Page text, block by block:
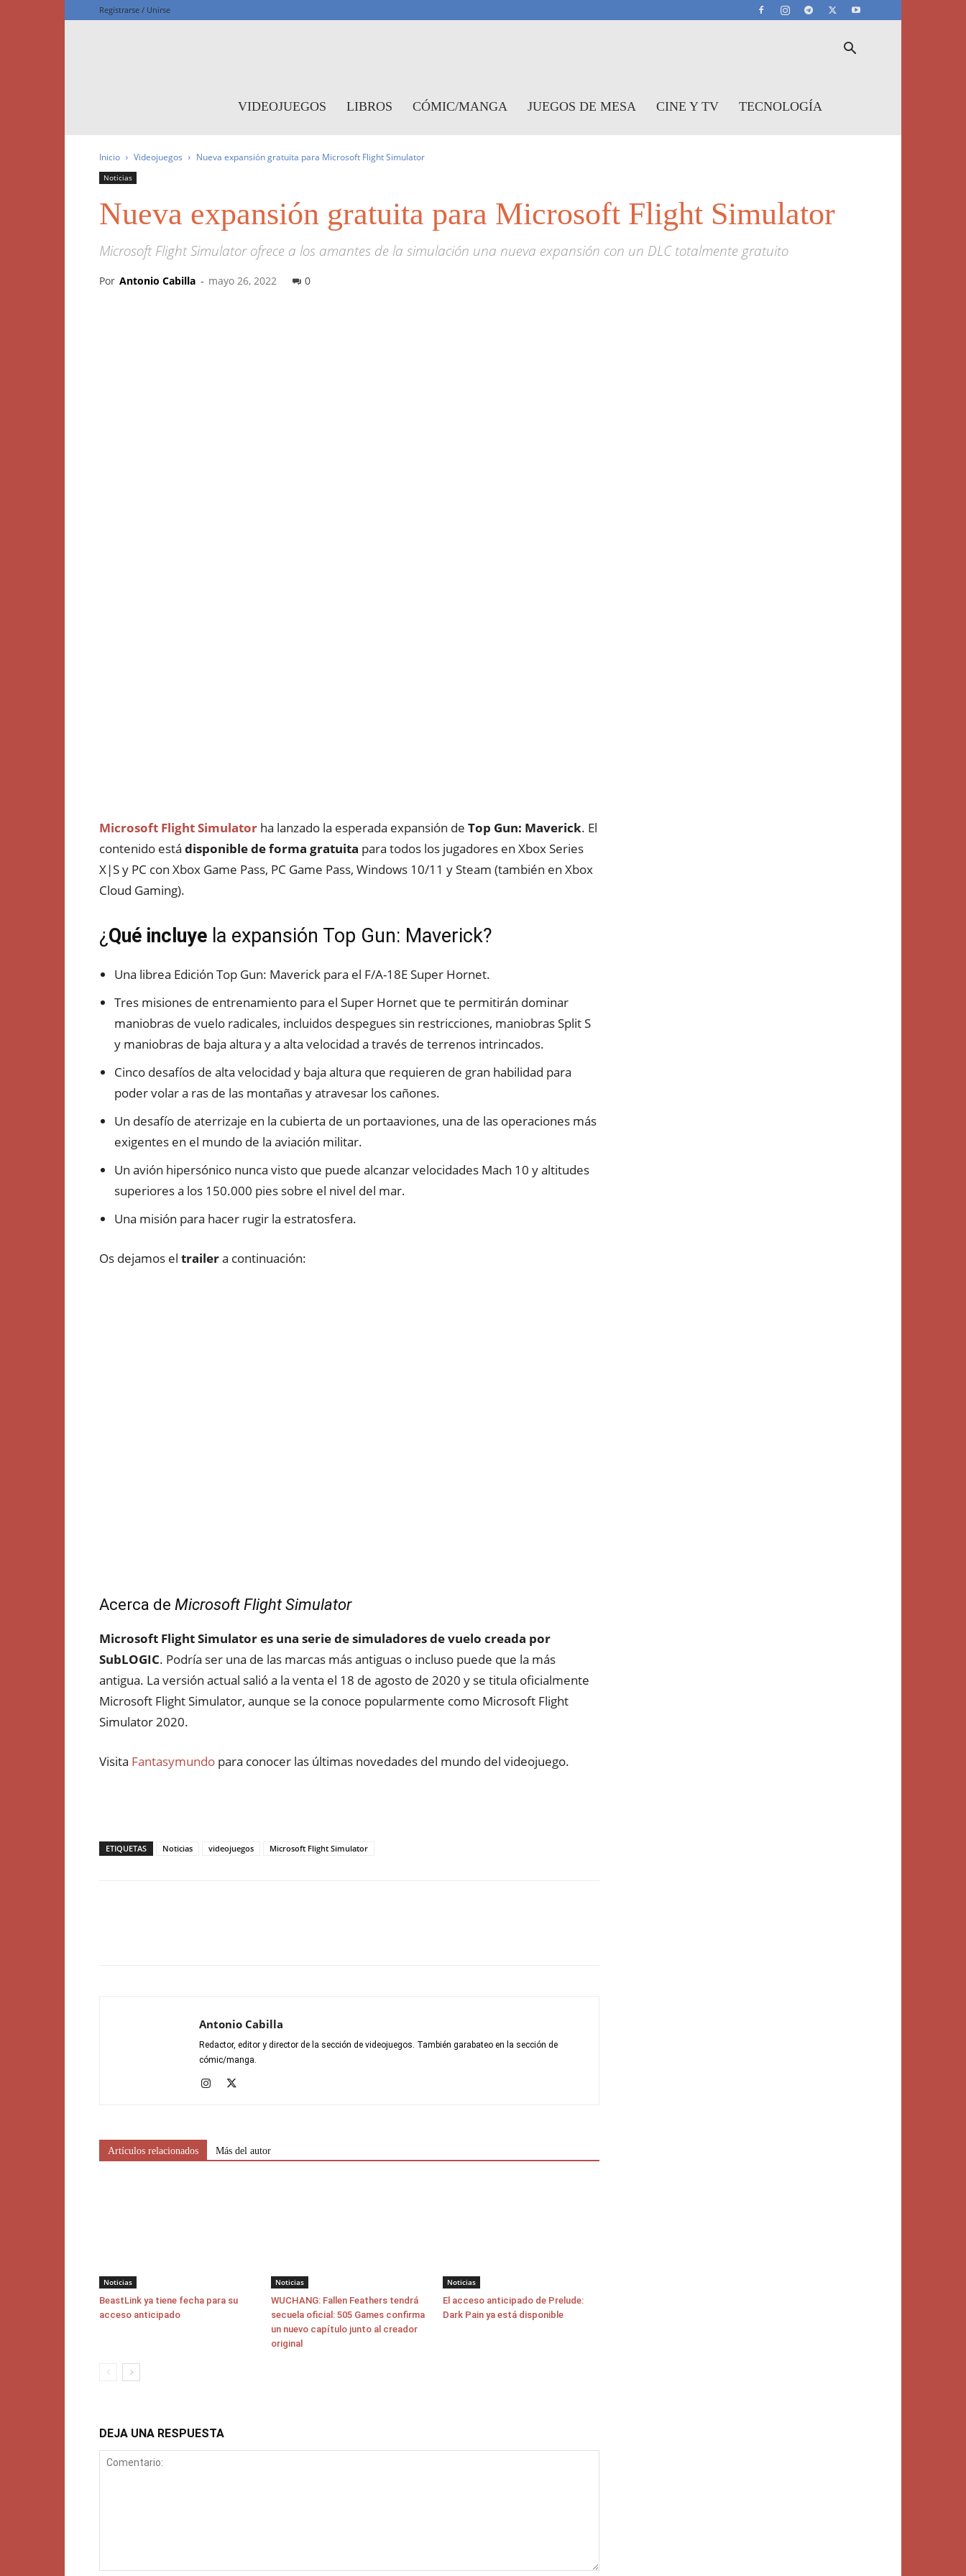
Registrarse / Unirse
VIDEOJUEGOS LIBROS CÓMIC/MANGA JUEGOS DE MESA CINE Y TV TECNOLOGÍA
Inicio Videojuegos Nueva expansión gratuita para Microsoft Flight Simulator
Noticias
Nueva expansión gratuita para Microsoft Flight Simulator
Microsoft Flight Simulator ofrece a los amantes de la simulación una nueva expansión con un DLC totalmente gratuito
Por Antonio Cabilla - mayo 26, 2022 0
Microsoft Flight Simulator ha lanzado la esperada expansión de Top Gun: Maverick. El
contenido está disponible de forma gratuita para todos los jugadores en Xbox Series
X|S y PC con Xbox Game Pass, PC Game Pass, Windows 10/11 y Steam (también en Xbox
Cloud Gaming).
¿Qué incluye la expansión Top Gun: Maverick?
Una librea Edición Top Gun: Maverick para el F/A-18E Super Hornet.
Tres misiones de entrenamiento para el Super Hornet que te permitirán dominar
maniobras de vuelo radicales, incluidos despegues sin restricciones, maniobras Split S
y maniobras de baja altura y a alta velocidad a través de terrenos intrincados.
Cinco desafíos de alta velocidad y baja altura que requieren de gran habilidad para
poder volar a ras de las montañas y atravesar los cañones.
Un desafío de aterrizaje en la cubierta de un portaaviones, una de las operaciones más
exigentes en el mundo de la aviación militar.
Un avión hipersónico nunca visto que puede alcanzar velocidades Mach 10 y altitudes
superiores a los 150.000 pies sobre el nivel del mar.
Una misión para hacer rugir la estratosfera.
Os dejamos el trailera continuación:
Acerca de Microsoft Flight Simulator
Microsoft Flight Simulator es una serie de simuladores de vuelo creada por
SubLOGIC. Podría ser una de las marcas más antiguas o incluso puede que la más
antigua. La versión actual salió a la venta el 18 de agosto de 2020 y se titula oficialmente
Microsoft Flight Simulator, aunque se la conoce popularmente como Microsoft Flight
Simulator 2020.
Visita Fantasymundo para conocer las últimas novedades del mundo del videojuego.
ETIQUETAS Noticias videojuegos Microsoft Flight Simulator
Antonio Cabilla
Redactor, editor y director de la sección de videojuegos. También garabateo en la sección de
cómic/manga.
Artículos relacionados Más del autor
Noticias
BeastLink ya tiene fecha para su
acceso anticipado
Noticias
WUCHANG: Fallen Feathers tendrá
secuela oficial: 505 Games confirma
un nuevo capítulo junto al creador
original
Noticias
El acceso anticipado de Prelude:
Dark Pain ya está disponible
DEJA UNA RESPUESTA